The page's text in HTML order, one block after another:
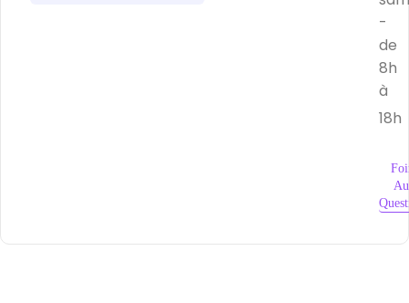
-
de
8h
à
18h